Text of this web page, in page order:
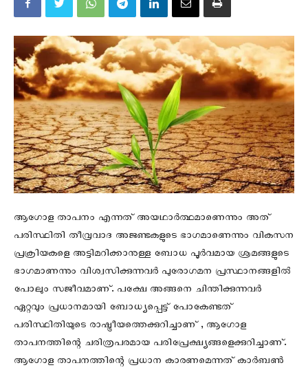
ആഗോള താപനം എന്നത് അയഥാർത്ഥമാണെന്നും അത്
പരിസ്ഥിതി തീവ്രവാദ അജണ്ടകളുടെ ഭാഗമാണെന്നും വികസന
പ്രക്രിയകളെ അട്ടിമറിക്കാനുള്ള ബോധ പൂർവമായ ശ്രമങ്ങളുടെ
ഭാഗമാണന്നും വിശ്വസിക്കുന്നവർ പുരോഗമന പ്രസ്ഥാനങ്ങളിൽ
പോലും സജീവമാണ്. പക്ഷേ അങ്ങനെ ചിന്തിക്കുന്നവർ
ഏറ്റവും പ്രധാനമായി ബോധ്യപ്പെട്ട് പോകേണ്ടത്
പരിസ്ഥിതിയുടെ രാഷ്ട്രീയത്തെക്കുറിച്ചാണ് , ആഗോള
താപനത്തിന്റെ ചരിത്രപരമായ പരിപ്രേക്ഷ്യങ്ങളെക്കുറിച്ചാണ്.
ആഗോള താപനത്തിന്റെ പ്രധാന കാരണമെന്നത് കാർബൺ